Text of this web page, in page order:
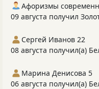
Афоризмы
09 августа получил
Сергей Иванов 22
08 августа получил(а)
Марина Денисова 5
06 августа получил(а)